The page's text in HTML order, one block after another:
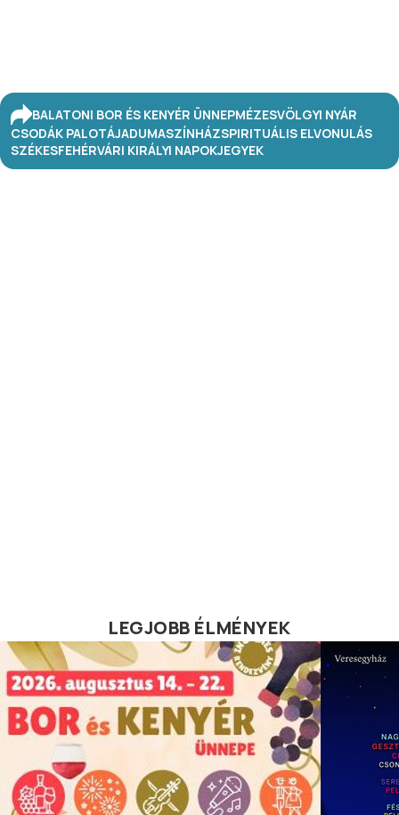
BALATONI BOR ÉS KENYÉR ÜNNEPMÉZESVÖLGYI NYÁR
CSODÁK PALOTÁJADUMASZÍNHÁZSPIRITUÁLIS ELVONULÁS
SZÉKESFEHÉRVÁRI KIRÁLYI NAPOKJEGYEK
LEGJOBB ÉLMÉNYEK